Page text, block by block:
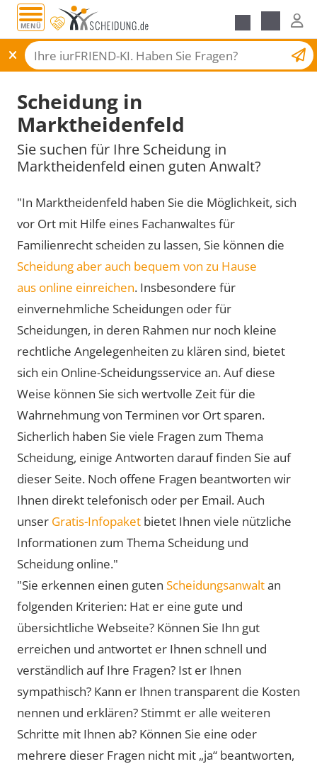
MENÜ
Scheidungsantrag
Scheidung in
Marktheidenfeld
Sie suchen für Ihre Scheidung in
Marktheidenfeld einen guten Anwalt?
"In Marktheidenfeld haben Sie die Möglichkeit, sich
vor Ort mit Hilfe eines Fachanwaltes für
Familienrecht scheiden zu lassen, Sie können die
Scheidung aber auch bequem von zu Hause
aus online einreichen. Insbesondere für
einvernehmliche Scheidungen oder für
Scheidungen, in deren Rahmen nur noch kleine
rechtliche Angelegenheiten zu klären sind, bietet
sich ein Online-Scheidungsservice an. Auf diese
Weise können Sie sich wertvolle Zeit für die
Wahrnehmung von Terminen vor Ort sparen.
Sicherlich haben Sie viele Fragen zum Thema
Scheidung, einige Antworten darauf finden Sie auf
dieser Seite. Noch offene Fragen beantworten wir
Ihnen direkt telefonisch oder per Email. Auch
unser Gratis-Infopaket bietet Ihnen viele nützliche
Informationen zum Thema Scheidung und
Scheidung online."
"Sie erkennen einen guten Scheidungsanwaltan
folgenden Kriterien: Hat er eine gute und
übersichtliche Webseite? Können Sie Ihn gut
erreichen und antwortet er Ihnen schnell und
verständlich auf Ihre Fragen? Ist er Ihnen
sympathisch? Kann er Ihnen transparent die Kosten
nennen und erklären? Stimmt er alle weiteren
Schritte mit Ihnen ab? Können Sie eine oder
mehrere dieser Fragen nicht mit „ja“ beantworten,